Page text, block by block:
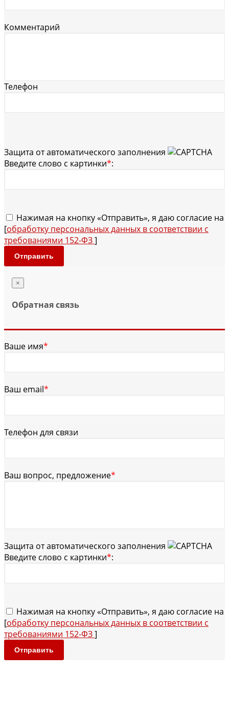
Комментарий
Телефон
Защита от автоматического заполнения
Введите слово с картинки*:
Нажимая на кнопку «Отправить», я даю согласие на
[обработку персональных данных в соответствии с
требованиями 152-ФЗ]
Отправить
×
Обратная связь
Ваше имя*
Ваш email*
Телефон для связи
Ваш вопрос, предложение*
Защита от автоматического заполнения
Введите слово с картинки*:
Нажимая на кнопку «Отправить», я даю согласие на
[обработку персональных данных в соответствии с
требованиями 152-ФЗ]
Отправить